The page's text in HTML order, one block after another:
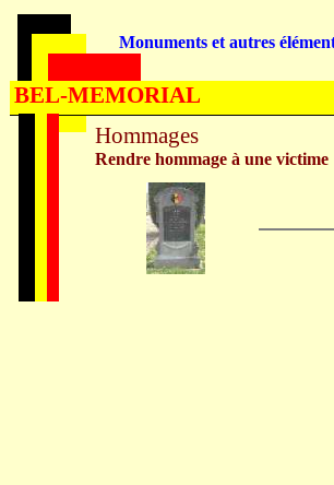
Hommages
Rendre hommage à une victime
Monuments et autres
BEL-MEMORIAL